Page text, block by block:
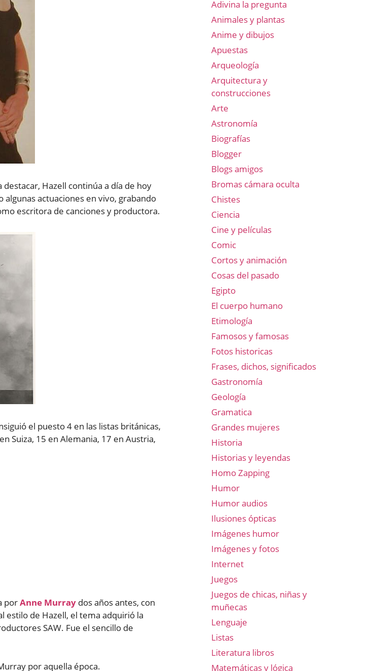
Hazell continúa a día de hoy
actuaciones en vivo, grabando
escritora de canciones y productora.
el puesto 4 en las listas británicas,
Suiza, 15 en Alemania, 17 en Austria,
porAnne Murray dos años antes, con
estilo de Hazell, el tema adquirió la
SAW. Fue el sencillo de
por aquella época.
Adivina la pregunta
Animales y plantas
Anime y dibujos
Apuestas
Arqueología
Arquitectura y
construcciones
Arte
Astronomía
Biografías
Blogger
Blogs amigos
Bromas cámara oculta
Chistes
Ciencia
Cine y películas
Comic
Cortos y animación
Cosas del pasado
Egipto
El cuerpo humano
Etimología
Famosos y famosas
Fotos historicas
Frases, dichos, significados
Gastronomía
Geología
Gramatica
Grandes mujeres
Historia
Historias y leyendas
Homo Zapping
Humor
Humor audios
Ilusiones ópticas
Imágenes humor
Imágenes y fotos
Internet
Juegos
Juegos de chicas, niñas y
muñecas
Lenguaje
Listas
Literatura libros
Matemáticas y lógica